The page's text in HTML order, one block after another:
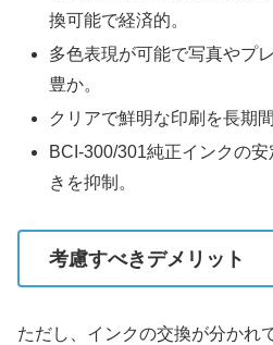
換可能で経済的。
多色表現が可能で写真やプ
豊か。
クリアで鮮明な印刷を長期
BCI-300/301純正インクの
きを抑制。
考慮すべきデメリット
ただし、インクの交換が分かれ